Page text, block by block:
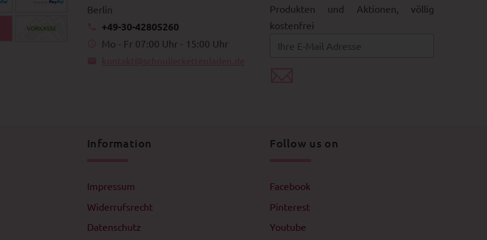
Berlin
+49-30-42805260
Mo - Fr 07:00 Uhr - 15:00 Uhr
Produkten und Aktionen, völlig
kostenfrei
Information
Impressum
Widerrufsrecht
Datenschutz
Follow us on
Facebook
Pinterest
Youtube